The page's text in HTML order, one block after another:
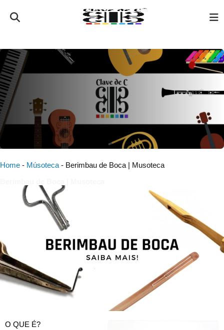
Home - Músoteca - Berimbau de Boca | Musoteca
O QUE É?